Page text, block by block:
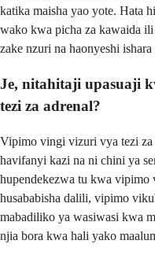
katika maisha yao yote. Hata
wako kwa picha za kawaida
zake nzuri na haonyeshi
Je, nitahitaji upasuaji
tezi za adrenal?
Vipimo vingi vizuri vya tezi za
havifanyi kazi na ni chini ya
hupendekezwa tu kwa vipimo
husababisha dalili, vipimo
mabadiliko ya wasiwasi kwa
njia bora kwa hali yako